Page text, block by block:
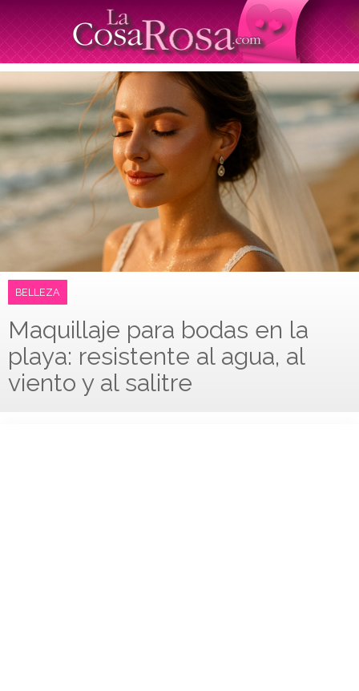
BELLEZA
Maquillaje para bodas en la
playa: resistente al agua, al
viento y al salitre